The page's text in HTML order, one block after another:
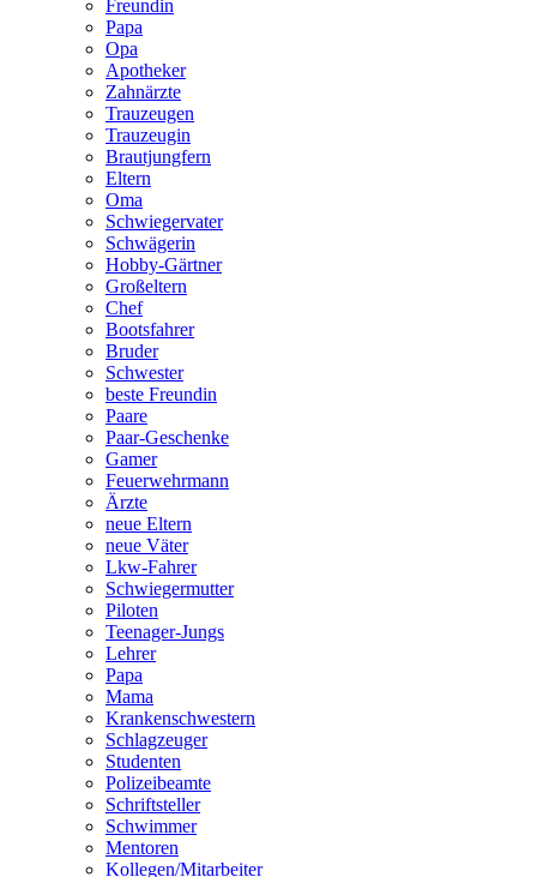
Freundin
Papa
Opa
Apotheker
Zahnärzte
Trauzeugen
Trauzeugin
Brautjungfern
Eltern
Oma
Schwiegervater
Schwägerin
Hobby-Gärtner
Großeltern
Chef
Bootsfahrer
Bruder
Schwester
beste Freundin
Paare
Paar-Geschenke
Gamer
Feuerwehrmann
Ärzte
neue Eltern
neue Väter
Lkw-Fahrer
Schwiegermutter
Piloten
Teenager-Jungs
Lehrer
Papa
Mama
Krankenschwestern
Schlagzeuger
Studenten
Polizeibeamte
Schriftsteller
Schwimmer
Mentoren
Kollegen/Mitarbeiter